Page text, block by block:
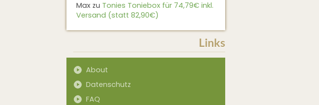
Max zu Tonies Toniebox für 74,79€ inkl.
Versand (statt 82,90€)
Links
About
Datenschutz
FAQ